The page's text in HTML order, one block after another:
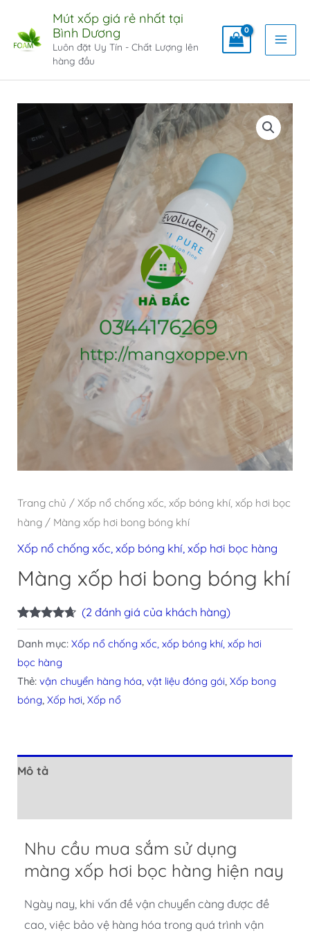
Mút xốp giá rẻ nhất tại
Bình Dương
Luôn đặt Uy Tín - Chất Lượng lên
hàng đầu
Trang chủ /Xốp nổ chống xốc, xốp bóng khí, xốp hơi bọc
hàng / Màng xốp hơi bong bóng khí
Xốp nổ chống xốc, xốp bóng khí, xốp hơi bọc hàng
Màng xốp hơi bong bóng khí
4.50trên 5
dựa trên
2
đánh giá
(2 đánh giá của khách hàng)
Danh mục:Xốp nổ chống xốc, xốp bóng khí, xốp hơi
bọc hàng
Thẻ:vận chuyển hàng hóa,vật liệu đóng gói,Xốp bong
bóng,Xốp hơi,Xốp nổ
Mô tả
Nhu cầu mua sắm sử dụng
màng xốp hơi bọc hàng hiện nay
Ngày nay, khi vấn đề vận chuyển càng được đề
cao, việc bảo vệ hàng hóa trong quá trình vận